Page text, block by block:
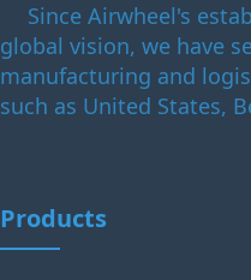
Since Airwheel's
global vision, we have
manufacturing and
such as United States,
Products